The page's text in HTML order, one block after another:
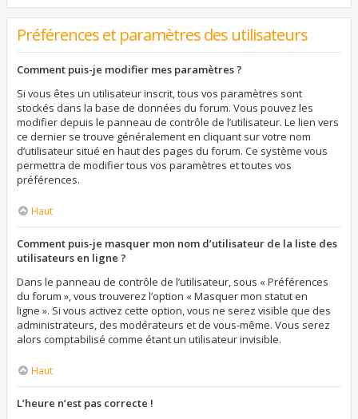
Préférences et paramètres des utilisateurs
Comment puis-je modifier mes paramètres ?
Si vous êtes un utilisateur inscrit, tous vos paramètres sont
stockés dans la base de données du forum. Vous pouvez les
modifier depuis le panneau de contrôle de l’utilisateur. Le lien vers
ce dernier se trouve généralement en cliquant sur votre nom
d’utilisateur situé en haut des pages du forum. Ce système vous
permettra de modifier tous vos paramètres et toutes vos
préférences.
Haut
Comment puis-je masquer mon nom d’utilisateur de la liste des
utilisateurs en ligne ?
Dans le panneau de contrôle de l’utilisateur, sous « Préférences
du forum », vous trouverez l’option « Masquer mon statut en
ligne ». Si vous activez cette option, vous ne serez visible que des
administrateurs, des modérateurs et de vous-même. Vous serez
alors comptabilisé comme étant un utilisateur invisible.
Haut
L’heure n’est pas correcte !